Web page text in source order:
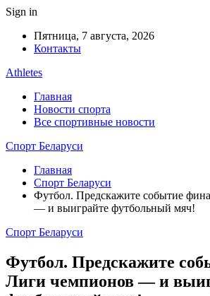
Sign in
Пятница, 7 августа, 2026
Контакты
Athletes
Главная
Новости спорта
Все спортивные новости
Спорт Беларуси
Главная
Спорт Беларуси
Футбол. Предскажите событие
— и выиграйте футбольный мяч!
Спорт Беларуси
Футбол. Предскажите
Лиги чемпионов — и